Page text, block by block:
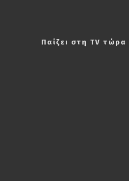
Παίζει στη TV τώρα